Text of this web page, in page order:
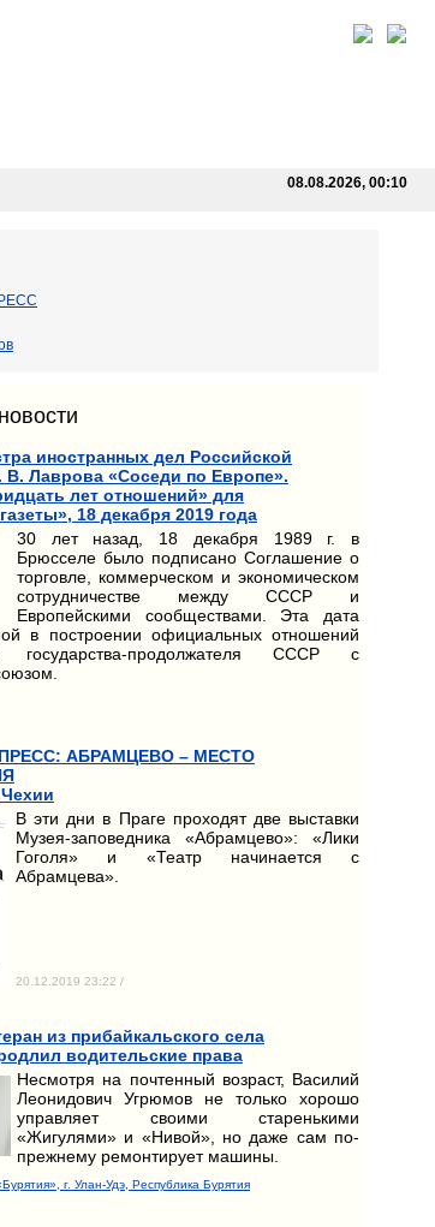
08.08.2026, 00:10
иностранных дел Российской
Лаврова «Соседи по Европе».
лет отношений» для
18 декабря 2019 года
30 лет назад, 18 декабря 1989 г. в
Брюсселе было подписано Соглашение о
торговле, коммерческом и экономическом
сотрудничестве между СССР и
Европейскими сообществами. Эта дата
в построении официальных отношений
продолжателя СССР с
АБРАМЦЕВО – МЕСТО
В эти дни в Праге проходят две выставки
Музея-заповедника «Абрамцево»: «Лики
Гоголя» и «Театр начинается с
Абрамцева».
20.12.2019 23:22 /
из прибайкальского села
водительские права
Несмотря на почтенный возраст, Василий
Леонидович Угрюмов не только хорошо
управляет своими старенькими
«Жигулями» и «Нивой», но даже сам по-
прежнему ремонтирует машины.
г. Улан-Удэ, Республика Бурятия